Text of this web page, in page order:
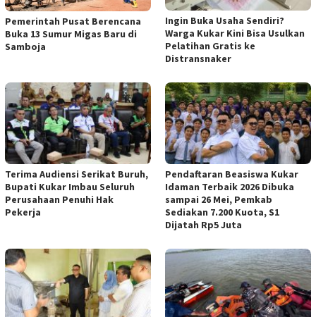
Pemerintah Pusat Berencana
Buka 13 Sumur Migas Baru di
Samboja
Ingin Buka Usaha Sendiri?
Warga Kukar Kini Bisa Usulkan
Pelatihan Gratis ke
Distransnaker
Terima Audiensi Serikat Buruh,
Bupati Kukar Imbau Seluruh
Perusahaan Penuhi Hak
Pekerja
Pendaftaran Beasiswa Kukar
Idaman Terbaik 2026 Dibuka
sampai 26 Mei, Pemkab
Sediakan 7.200 Kuota, S1
Dijatah Rp5 Juta